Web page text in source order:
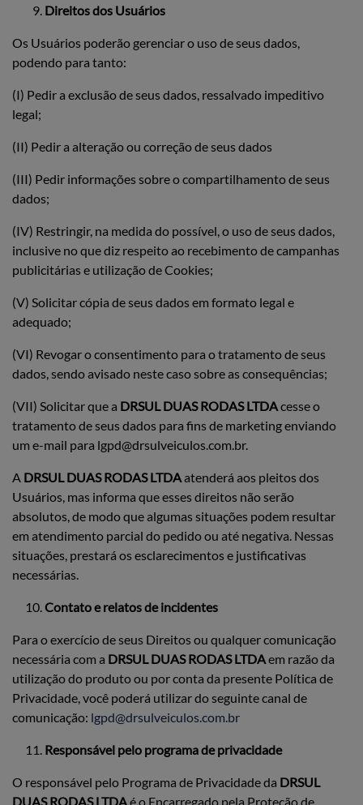
Direitos dos Usuários
Os Usuários poderão gerenciar o uso de seus dados,
podendo para tanto:
(I) Pedir a exclusão de seus dados, ressalvado impeditivo
legal;
(II) Pedir a alteração ou correção de seus dados
(III) Pedir informações sobre o compartilhamento de seus
dados;
(IV) Restringir, na medida do possível, o uso de seus dados,
inclusive no que diz respeito ao recebimento de campanhas
publicitárias e utilização de Cookies;
(V) Solicitar cópia de seus dados em formato legal e
adequado;
(VI) Revogar o consentimento para o tratamento de seus
dados, sendo avisado neste caso sobre as consequências;
(VII) Solicitar que a DRSUL DUAS RODAS LTDAcesse o
tratamento de seus dados para fins de marketing enviando
um e-mail para lgpd@drsulveiculos.com.br.
A DRSUL DUAS RODAS LTDAatenderá aos pleitos dos
Usuários, mas informa que esses direitos não serão
absolutos, de modo que algumas situações podem resultar
em atendimento parcial do pedido ou até negativa. Nessas
situações, prestará os esclarecimentos e justificativas
necessárias.
Contato e relatos de incidentes
Para o exercício de seus Direitos ou qualquer comunicação
necessária com a DRSUL DUAS RODAS LTDAem razão da
utilização do produto ou por conta da presente Política de
Privacidade, você poderá utilizar do seguinte canal de
comunicação: lgpd@drsulveiculos.com.br
Responsável pelo programa de privacidade
O responsável pelo Programa de Privacidade da DRSUL
DUAS RODAS LTDAé o Encarregado pela Proteção de